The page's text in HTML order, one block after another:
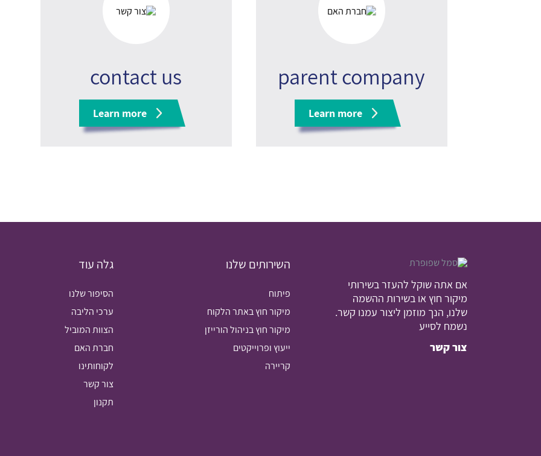
parent company
Learn more
contact us
Learn more
אם אתה שוקל להעזר בשירותי
מיקור חוץ או בשירות ההשמה
שלנו, הנך מוזמן ליצור עמנו קשר.
נשמח לסייע
צור קשר
השירותים שלנו
פיתוח
מיקור חוץ באתר הלקוח
מיקור חוץ בניהול הורייזן
ייעוץ ופרוייקטים
קריירה
גלה עוד
הסיפור שלנו
ערכי הליבה
הצוות המוביל
חברת האם
לקוחותינו
צור קשר
תקנון